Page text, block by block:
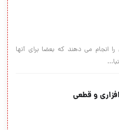
انجام می دهند که بعضا برای آنها
و قطعی